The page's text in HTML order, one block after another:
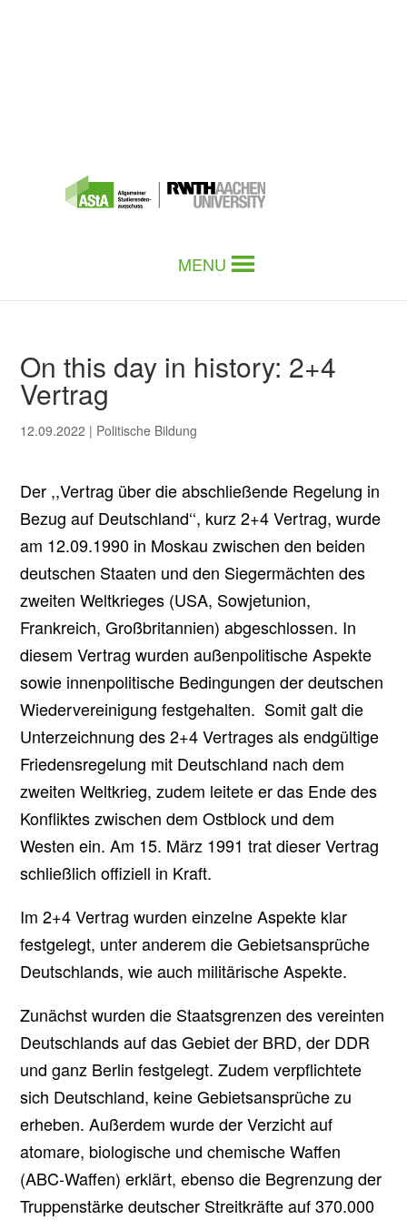
MENU
On this day in history: 2+4
Vertrag
12.09.2022 | Politische Bildung
Der ,,Vertrag über die abschließende Regelung in
Bezug auf Deutschland‘‘, kurz 2+4 Vertrag, wurde
am 12.09.1990 in Moskau zwischen den beiden
deutschen Staaten und den Siegermächten des
zweiten Weltkrieges (USA, Sowjetunion,
Frankreich, Großbritannien) abgeschlossen. In
diesem Vertrag wurden außenpolitische Aspekte
sowie innenpolitische Bedingungen der deutschen
Wiedervereinigung festgehalten. Somit galt die
Unterzeichnung des 2+4 Vertrages als endgültige
Friedensregelung mit Deutschland nach dem
zweiten Weltkrieg, zudem leitete er das Ende des
Konfliktes zwischen dem Ostblock und dem
Westen ein. Am 15. März 1991 trat dieser Vertrag
schließlich offiziell in Kraft.
Im 2+4 Vertrag wurden einzelne Aspekte klar
festgelegt, unter anderem die Gebietsansprüche
Deutschlands, wie auch militärische Aspekte.
Zunächst wurden die Staatsgrenzen des vereinten
Deutschlands auf das Gebiet der BRD, der DDR
und ganz Berlin festgelegt. Zudem verpflichtete
sich Deutschland, keine Gebietsansprüche zu
erheben. Außerdem wurde der Verzicht auf
atomare, biologische und chemische Waffen
(ABC-Waffen) erklärt, ebenso die Begrenzung der
Truppenstärke deutscher Streitkräfte auf 370.000